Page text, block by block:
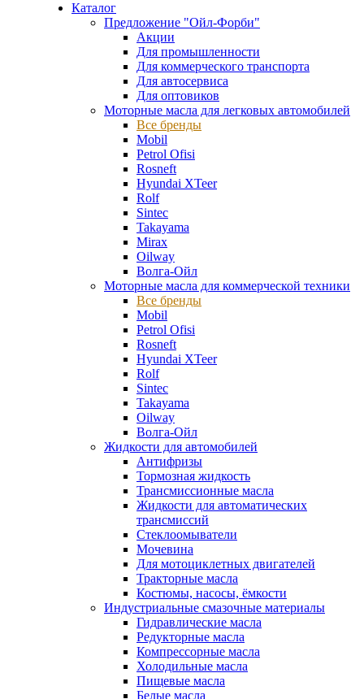
Каталог
Предложение "Ойл-Форби"
Акции
Для промышленности
Для коммерческого транспорта
Для автосервиса
Для оптовиков
Моторные масла для легковых автомобилей
Все бренды
Mobil
Petrol Ofisi
Rosneft
Hyundai XTeer
Rolf
Sintec
Takayama
Mirax
Oilway
Волга-Ойл
Моторные масла для коммерческой техники
Все бренды
Mobil
Petrol Ofisi
Rosneft
Hyundai XTeer
Rolf
Sintec
Takayama
Oilway
Волга-Ойл
Жидкости для автомобилей
Антифризы
Тормозная жидкость
Трансмиссионные масла
Жидкости для автоматических
трансмиссий
Стеклоомыватели
Мочевина
Для мотоциклетных двигателей
Тракторные масла
Костюмы, насосы, ёмкости
Индустриальные смазочные материалы
Гидравлические масла
Редукторные масла
Компрессорные масла
Холодильные масла
Пищевые масла
Белые масла